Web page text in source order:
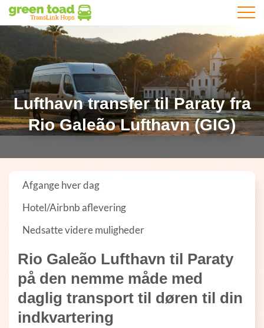
Åbn
Lufthavn transfer til Paraty fra
Rio Galeão Lufthavn (GIG)
Afgange hver dag
Hotel/Airbnb aflevering
Nedsatte videre muligheder
Rio Galeão Lufthavn til Paraty
på den nemme måde med
daglig transport til døren til din
indkvartering